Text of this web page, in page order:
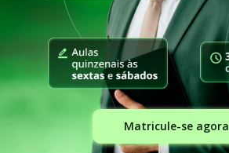
Matricule-se agora